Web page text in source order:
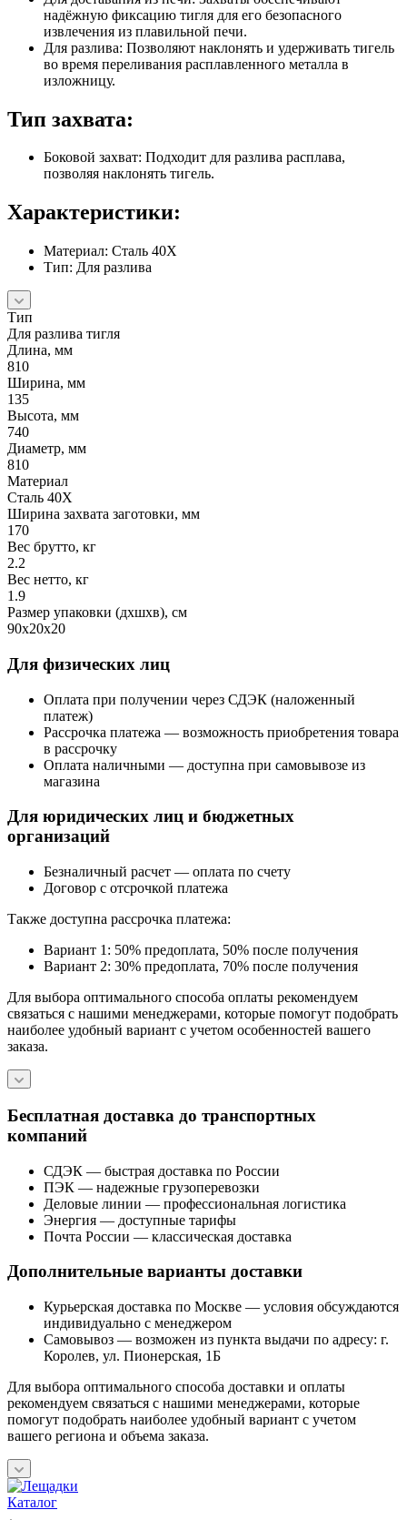
надёжную фиксацию тигля для его безопасного
извлечения из плавильной печи.
Для разлива: Позволяют наклонять и удерживать тигель
во время переливания расплавленного металла в
изложницу.
Тип захвата:
Боковой захват: Подходит для разлива расплава,
позволяя наклонять тигель.
Характеристики:
Материал: Сталь 40Х
Тип: Для разлива
Тип
Для разлива тигля
Длина, мм
810
Ширина, мм
135
Высота, мм
740
Диаметр, мм
810
Материал
Сталь 40Х
Ширина захвата заготовки, мм
170
Вес брутто, кг
2.2
Вес нетто, кг
1.9
Размер упаковки (дхшхв), см
90х20х20
Для физических лиц
Оплата при получении через СДЭК (наложенный
платеж)
Рассрочка платежа — возможность приобретения товара
в рассрочку
Оплата наличными — доступна при самовывозе из
магазина
Для юридических лиц и бюджетных
организаций
Безналичный расчет — оплата по счету
Договор с отсрочкой платежа
Также доступна рассрочка платежа:
Вариант 1: 50% предоплата, 50% после получения
Вариант 2: 30% предоплата, 70% после получения
Для выбора оптимального способа оплаты рекомендуем
связаться с нашими менеджерами, которые помогут подобрать
наиболее удобный вариант с учетом особенностей вашего
заказа.
Бесплатная доставка до транспортных
компаний
СДЭК — быстрая доставка по России
ПЭК — надежные грузоперевозки
Деловые линии — профессиональная логистика
Энергия — доступные тарифы
Почта России — классическая доставка
Дополнительные варианты доставки
Курьерская доставка по Москве — условия обсуждаются
индивидуально с менеджером
Самовывоз — возможен из пункта выдачи по адресу: г.
Королев, ул. Пионерская, 1Б
Для выбора оптимального способа доставки и оплаты
рекомендуем связаться с нашими менеджерами, которые
помогут подобрать наиболее удобный вариант с учетом
вашего региона и объема заказа.
Каталог